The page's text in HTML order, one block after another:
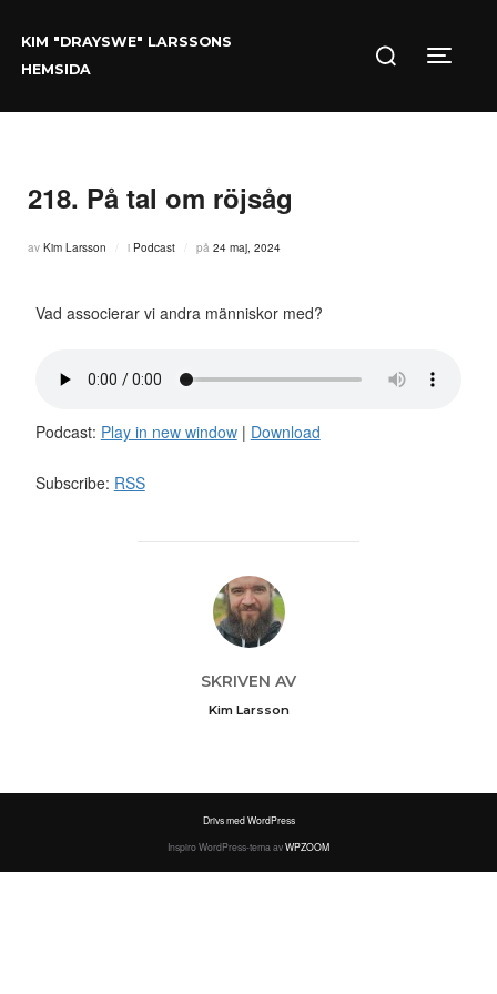
KIM "DRAYSWE" LARSSONS
HEMSIDA
efter:
Slå
218. På tal om röjsåg
av Kim Larsson i Podcast på Publicerat
24 maj, 2024
Vad associerar vi andra människor med?
Podcast: Play in new window| Download
Subscribe: RSS
INLÄGGSFÖRFATTARE
SKRIVEN AV
Kim Larsson
Drivs med WordPress
Inspiro WordPress-tema avWPZOOM